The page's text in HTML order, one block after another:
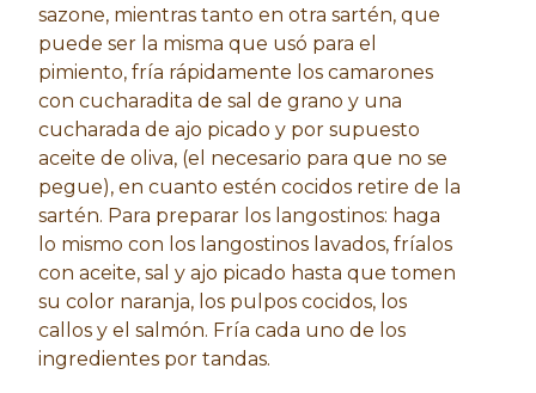
sazone, mientras tanto en otra sartén, que
puede ser la misma que usó para el
pimiento, fría rápidamente los camarones
con cucharadita de sal de grano y una
cucharada de ajo picado y por supuesto
aceite de oliva, (el necesario para que no se
pegue), en cuanto estén cocidos retire de la
sartén. Para preparar los langostinos: haga
lo mismo con los langostinos lavados, fríalos
con aceite, sal y ajo picado hasta que tomen
su color naranja, los pulpos cocidos, los
callos y el salmón. Fría cada uno de los
ingredientes por tandas.